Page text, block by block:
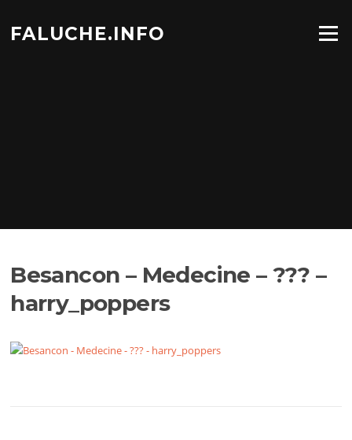
contenu
FALUCHE.INFO Menu
Besancon – Medecine – ??? –
harry_poppers